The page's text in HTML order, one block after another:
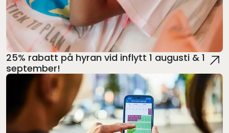
25% rabatt på hyran vid inflytt 1 augusti & 1
september!